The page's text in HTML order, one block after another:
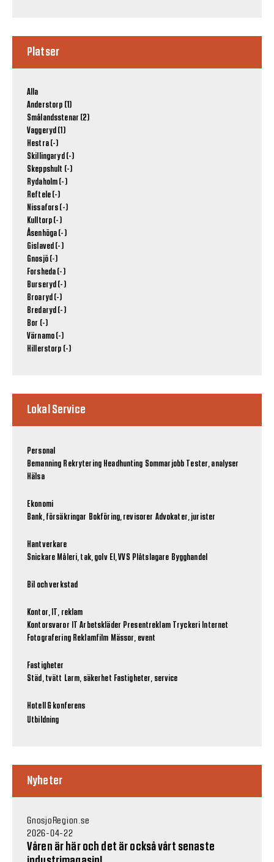
Platser
Alla
Anderstorp (1)
Smålandsstenar (2)
Vaggeryd (1)
Hestra (-)
Skillingaryd (-)
Skeppshult (-)
Rydaholm (-)
Reftele (-)
Nissafors (-)
Kulltorp (-)
Åsenhöga (-)
Gislaved (-)
Gnosjö (-)
Forsheda (-)
Burseryd (-)
Broaryd (-)
Bredaryd (-)
Bor (-)
Värnamo (-)
Hillerstorp (-)
Lokal Service
Personal
Bemanning Rekrytering Headhunting Sommarjobb
Tester, analyser
Hälsa
Ekonomi
Bank, försäkringar Bokföring, revisorer Advokater, jurister
Hantverkare
Snickare Måleri, tak, golv El, VVS Plåtslagare Bygghandel
Bil och verkstad
Kontor, IT, reklam
Kontorsvaror
Arbetskläder Presentreklam Tryckeri Internet
Fotografering Reklamfilm Mässor, event
Fastigheter
Städ, tvätt Larm, säkerhet Fastigheter, service
Hotell & konferens
Utbildning
Nyheter
GnosjoRegion.se
2026-04-22
Våren är här och det är också vårt senaste